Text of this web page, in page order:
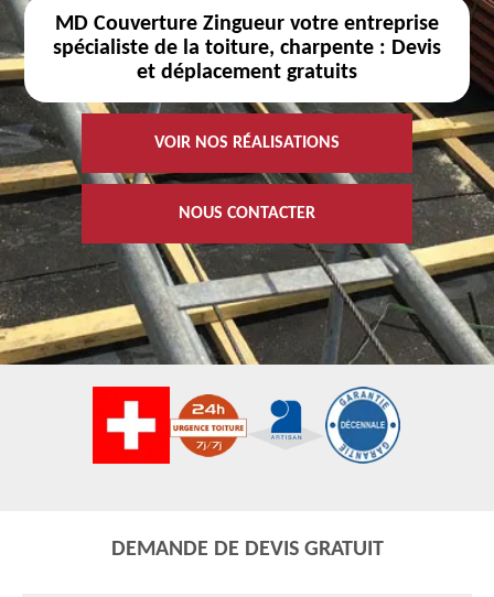
MD Couverture Zingueur votre entreprise
spécialiste de la toiture, charpente : Devis
et déplacement gratuits
VOIR NOS RÉALISATIONS
NOUS CONTACTER
DEMANDE DE DEVIS GRATUIT